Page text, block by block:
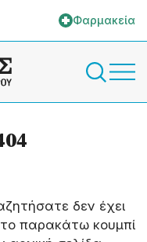
Φαρμακεία
δεν έχει
παρακάτω κουμπί